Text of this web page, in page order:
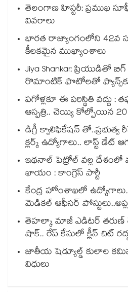
తెలంగాణ హిస్టరీ: ప్రముఖ
వివరాలు
భారత రాజ్యాంగంలోని 42వ
కీలకమైన ముఖ్యాంశాలు
Jiya Shankar: ప్రియుడితో
రొమాంటిక్ ఫొటోలతో ఫ్యాన్స్⁬కు
పగోళ్లకూ ఈ పరిస్థితి వద్దు :
ఆస్పత్రి.. చెయ్యి కోల్పోయిన 20
డిగ్రీ క్వాలిఫికేషన్ తో..ప్రభుత్వ
క్లర్క్ ఉద్యోగాలు.. లాస్ట్ డేట్
ఇథనాల్ పెట్రోల్ వల్ల దేశంలో
ఖాయం : కాంగ్రెస్ పార్టీ
కేంద్ర హోంశాఖలో
మెడికల్ ఆఫీసర్
తెహల్కా మాజీ ఎడిటర్ తరుణ్
షాక్.. రేప్ కేసులో క్లీన్ చిట్
జాతీయ షెడ్యూల్డ్ కులాల
విధులు